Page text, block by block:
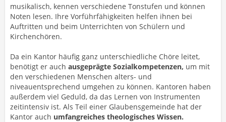
musikalisch, kennen verschiedene Tonstufen und können
Noten lesen. Ihre Vorführfähigkeiten helfen ihnen bei
Auftritten und beim Unterrichten von Schülern und
Kirchenchören.
Da ein Kantor häufig ganz unterschiedliche Chöre leitet,
benötigt er auch ausgeprägte Sozialkompetenzen, um mit
den verschiedenen Menschen alters- und
niveauentsprechend umgehen zu können. Kantoren haben
außerdem viel Geduld, da das Lernen von Instrumenten
zeitintensiv ist. Als Teil einer Glaubensgemeinde hat der
Kantor auch umfangreiches theologisches Wissen.